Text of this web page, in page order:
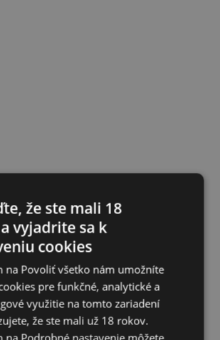
že ste mali 18
vyjadrite sa k
cookies
na Povoliť všetko nám umožníte
pre funkčné, analytické a
využitie na tomto zariadení
že ste mali už 18 rokov.